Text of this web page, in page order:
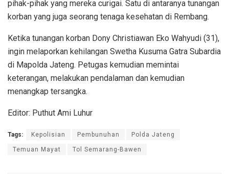
pihak-pihak yang mereka curigai. Satu di antaranya tunangan
korban yang juga seorang tenaga kesehatan di Rembang.
Ketika tunangan korban Dony Christiawan Eko Wahyudi (31),
ingin melaporkan kehilangan Swetha Kusuma Gatra Subardia
di Mapolda Jateng. Petugas kemudian memintai
keterangan, melakukan pendalaman dan kemudian
menangkap tersangka.
Editor: Puthut Ami Luhur
Tags: Kepolisian Pembunuhan Polda Jateng
Temuan Mayat Tol Semarang-Bawen